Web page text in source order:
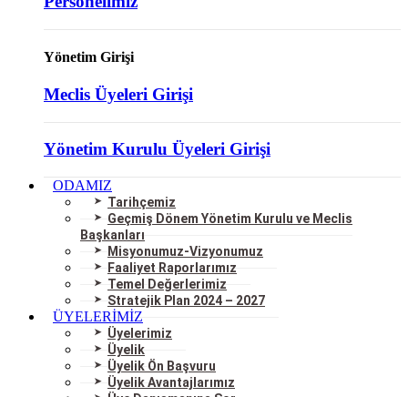
Yönetim Girişi
Meclis Üyeleri Girişi
Yönetim Kurulu Üyeleri Girişi
ODAMIZ
Tarihçemiz
Geçmiş Dönem Yönetim Kurulu ve Meclis
Başkanları
Misyonumuz-Vizyonumuz
Faaliyet Raporlarımız
Temel Değerlerimiz
Stratejik Plan 2024 – 2027
ÜYELERİMİZ
Üyelerimiz
Üyelik
Üyelik Ön Başvuru
Üyelik Avantajlarımız